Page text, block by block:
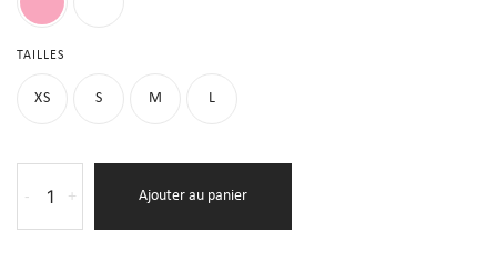
TAILLES
XS S M L
- + Ajouter au panier